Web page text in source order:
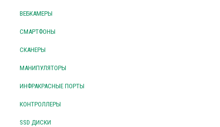
ВЕБКАМЕРЫ
СМАРТФОНЫ
СКАНЕРЫ
МАНИПУЛЯТОРЫ
ИНФРАКРАСНЫЕ ПОРТЫ
КОНТРОЛЛЕРЫ
SSD ДИСКИ